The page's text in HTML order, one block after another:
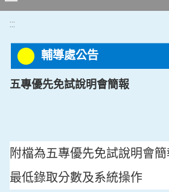
:::
輔導處公告
五專優先免試說明會簡報
附檔為五專優先免試說明會
最低錄取分數及系統操作